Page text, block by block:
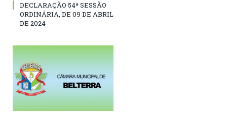
DECLARAÇÃO 54ª SESSÃO
ORDINÁRIA, DE 09 DE ABRIL
DE 2024